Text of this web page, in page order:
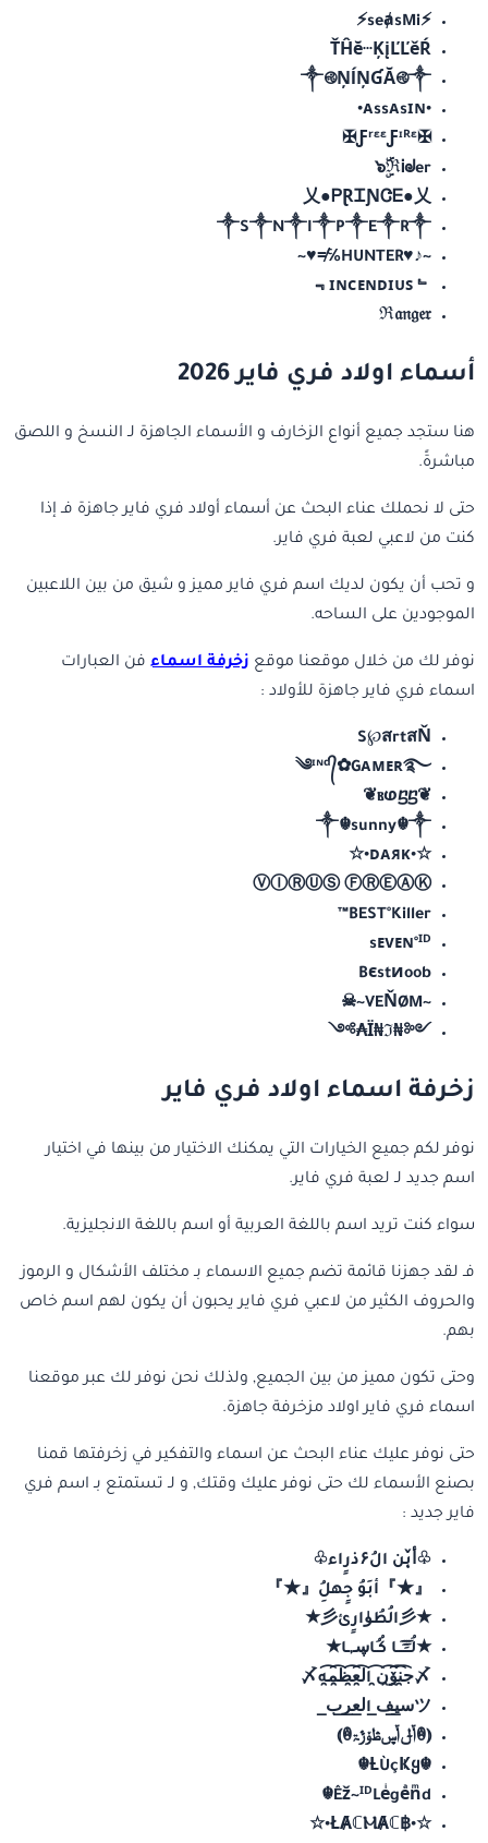
⚡seⱥsMi⚡
ŤĤĕ···ĶįĽĽěŔ
༒࿋ŅĺŅƓĂ࿋༒
•ᴀssᴀsɪɴ•
✠ƑʳᵋᵋƑᶦᴿᵋ✠
๖ۣۜℜᎥᖙer
乂●ᏢⱤᏆƝᏣᎬ●乂
༒S༒N༒I༒P༒E༒R༒
~♪♥HUNTER℅≠♥~
﹄ɪɴᴄᴇɴᴅɪᴜꜱ﹃
ℜ𝔞𝔫𝔤𝔢𝔯
أسماء اولاد فري فاير 2026
هنا ستجد جميع أنواع الزخارف و الأسماء الجاهزة لـ النسخ و اللصق
مباشرةً.
حتى لا نحملك عناء البحث عن أسماء أولاد فري فاير جاهزة فـ إذا
كنت من لاعبي لعبة فري فاير.
و تحب أن يكون لديك اسم فري فاير مميز و شيق من بين اللاعبين
الموجودين على الساحه.
نوفر لك من خلال موقعنا موقع زخرفة اسماء فن العبارات
اسماء فري فاير جاهزة للأولاد :
S℘สrtสŇ
༄ᶦᶰᵈ᭄✿Gᴀᴍᴇʀ࿐
❦ⲃⱷⴝⴝ❦
༒☬sunny☬༒
☆•ᴅᴀᴙᴋ•☆
ⓋⒾⓇⓊⓈ ⒻⓇⒺⒶⓀ
BEST°Killer™
sᴇᴠᴇɴ°ᴵᴰ
Bєstиoob
~VEŇØM~☠︎
༺₦Ї₦ℑ₳༻
زخرفة اسماء اولاد فري فاير
نوفر لكم جميع الخيارات التي يمكنك الاختيار من بينها في اختيار
اسم جديد لـ لعبة فري فاير.
سواء كنت تريد اسم باللغة العربية أو اسم باللغة الانجليزية.
فـ لقد جهزنا قائمة تضم جميع الاسماء بـ مختلف الأشكال و الرموز
والحروف الكثير من لاعبي فري فاير يحبون أن يكون لهم اسم خاص
بهم.
وحتى تكون مميز من بين الجميع, ولذلك نحن نوفر لك عبر موقعنا
اسماء فري فاير اولاد مزخرفة جاهزة.
حتى نوفر عليك عناء البحث عن اسماء والتفكير في زخرفتها قمنا
بصنع الأسماء لك حتى نوفر عليك وقتك, و لـ تستمتع بـ اسم فري
فاير جديد :
♧أ̜̌بن الُ۶ذرٍاء♧
『★』أبَوُ جٍهلُِ『★』
★彡الُطُۈارٍئ彡★
★لُـِـِِـِِِـِِـِـا كُـُاڛـ,ـا★
〆ج̯͡ن̯͡ۆ̯͡ن̯͡ ال̯͡ع̯͡ظ̯͡م̯͡ه〆
ツس̲ي̲ف̲ ال̲ع̲ر̲ب̲
⦅ꂔݴݪݴڛڟۆڙۃꂔ⦆
☬Ƚ︎ÙçҜყ︎☬
Êž~ᴵᴰLeͥgeͣnͫd☬
☆•฿ŁȺℂⲘȺℂ•☆